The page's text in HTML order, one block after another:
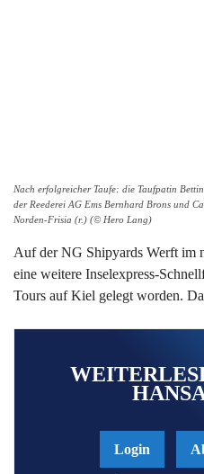
Nach erfolgreicher Taufe: die Taufpatin
der Reederei AG Ems Bernhard Brons und
Norden-Frisia (r.) (© Hero Lang)
Auf der NG Shipyards Werft im
eine weitere Inselexpress-
Tours auf Kiel gelegt worden.
Login